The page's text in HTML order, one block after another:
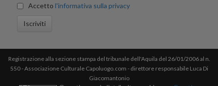
Accetto l'informativa sulla privacy
Iscriviti
Registrazione alla sezione stampa del tribunale dell'Aquila del 26/01/2006 al n.
550 - Associazione Culturale Capoluogo.com - direttore responsabile Luca Di
Giacomantonio